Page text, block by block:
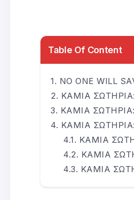
Table Of Content
NO ONE WILL
ΚΑΜΙΑ
ΚΑΜΙΑ
ΚΑΜΙΑ
ΚΑΜΙΑ
ΚΑΜΙΑ
ΚΑΜΙΑ